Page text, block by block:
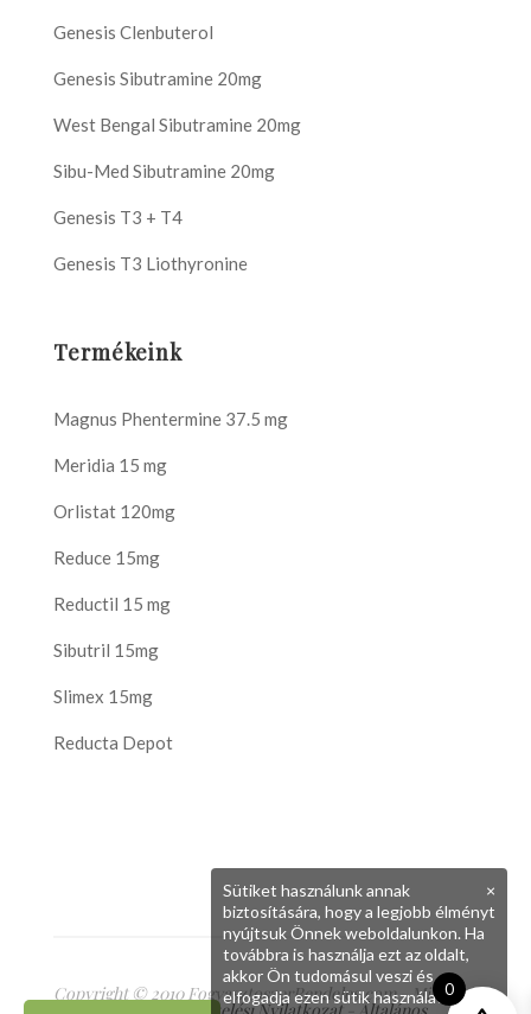
Genesis Clenbuterol
Genesis Sibutramine 20mg
West Bengal Sibutramine 20mg
Sibu-Med Sibutramine 20mg
Genesis T3 + T4
Genesis T3 Liothyronine
Termékeink
Magnus Phentermine 37.5 mg
Meridia 15 mg
Orlistat 120mg
Reduce 15mg
Reductil 15 mg
Sibutril 15mg
Slimex 15mg
Reducta Depot
Copyright © 2010 FogyasztoszerRendeles.com - Minden
0
×
Sütiket használunk annak
biztosítására, hogy a legjobb élményt
nyújtsuk Önnek weboldalunkon. Ha
továbbra is használja ezt az oldalt,
akkor Ön tudomásul veszi és
elfogadja ezen sütik használatát.